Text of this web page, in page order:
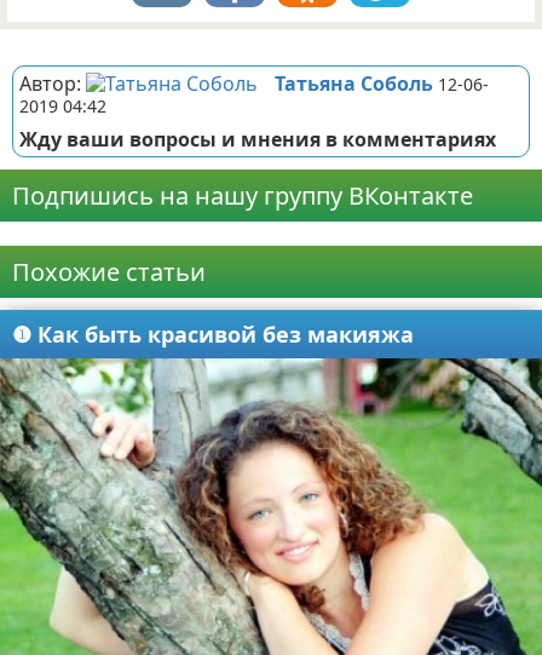
Автор: Татьяна Соболь 12-06-
2019 04:42
Жду ваши вопросы и мнения в комментариях
Подпишись на нашу группу ВКонтакте
Похожие статьи
❶ Как быть красивой без макияжа